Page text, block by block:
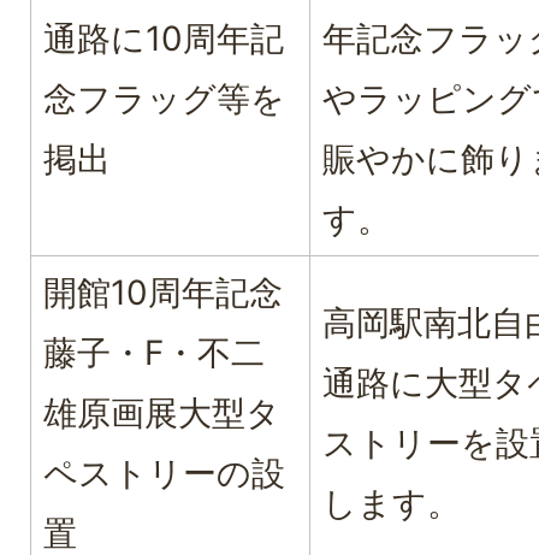
通路に10周年記
念フラッグ等を
掲出
年記念フラッ
やラッピン
賑やかに飾り
す。
開館10周年記念
藤子・F・不二
雄原画展大型タ
ペストリーの設
置
高岡駅南北自
通路に大型タ
ストリーを設
します。